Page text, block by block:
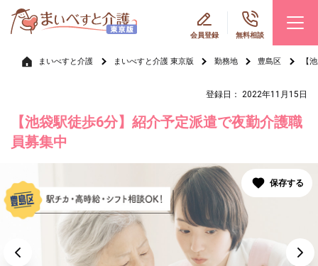
会員登録 無料相談
まいべすと介護 まいべすと介護 東京版 勤務地 豊島区 【
登録日： 2022年11月15日
【池袋駅徒歩6分】紹介予定派遣で夜勤介護職
員募集中